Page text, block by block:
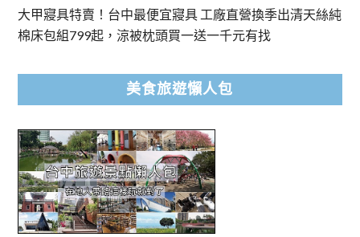
大甲寢具特賣！台中最便宜寢具 工廠直營換季出清天絲純
棉床包組799起，涼被枕頭買一送一千元有找
美食旅遊懶人包